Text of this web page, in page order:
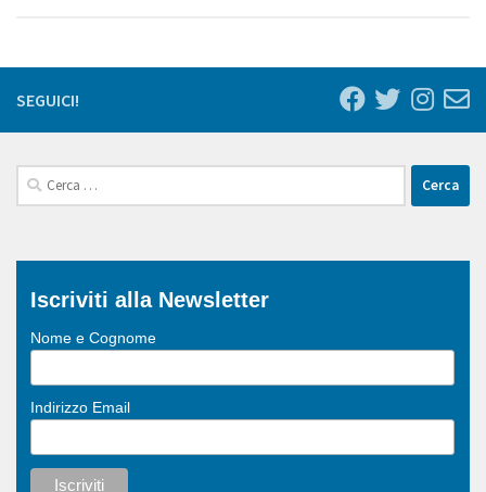
SEGUICI!
Ricerca
per:
Iscriviti alla Newsletter
Nome e Cognome
Indirizzo Email